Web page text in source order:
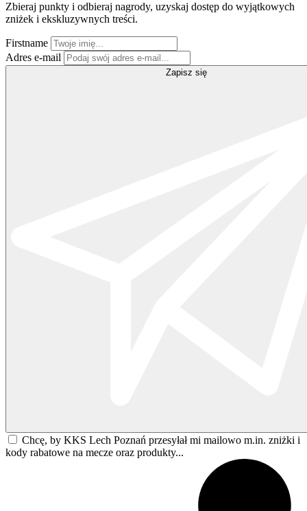
Zbieraj punkty i odbieraj nagrody, uzyskaj dostęp do wyjątkowych
zniżek i ekskluzywnych treści.
Firstname
Adres e-mail
Zapisz się
Chcę, by KKS Lech Poznań przesyłał mi mailowo m.in. zniżki i
kody rabatowe na mecze oraz produkty...